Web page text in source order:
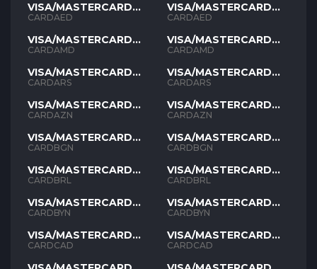
VISA/MASTERCARD
AED
CARDAED
VISA/MASTERCARD
AMD
CARDAMD
VISA/MASTERCARD
ARS
CARDARS
VISA/MASTERCARD
AZN
CARDAZN
VISA/MASTERCARD
BGN
CARDBGN
VISA/MASTERCARD
BRL
CARDBRL
VISA/MASTERCARD
BYN
CARDBYN
VISA/MASTERCARD
CAD
CARDCAD
VISA/MASTERCARD
AED
CARDAED
VISA/MASTERCARD
AMD
CARDAMD
VISA/MASTERCARD
ARS
CARDARS
VISA/MASTERCARD
AZN
CARDAZN
VISA/MASTERCARD
BGN
CARDBGN
VISA/MASTERCARD
BRL
CARDBRL
VISA/MASTERCARD
BYN
CARDBYN
VISA/MASTERCARD
CAD
CARDCAD